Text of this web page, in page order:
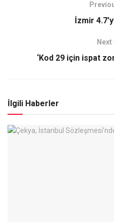
İzmir
‘Kod 29 için ispat
İlgili Haberler